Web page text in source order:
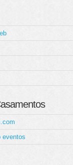
eventos